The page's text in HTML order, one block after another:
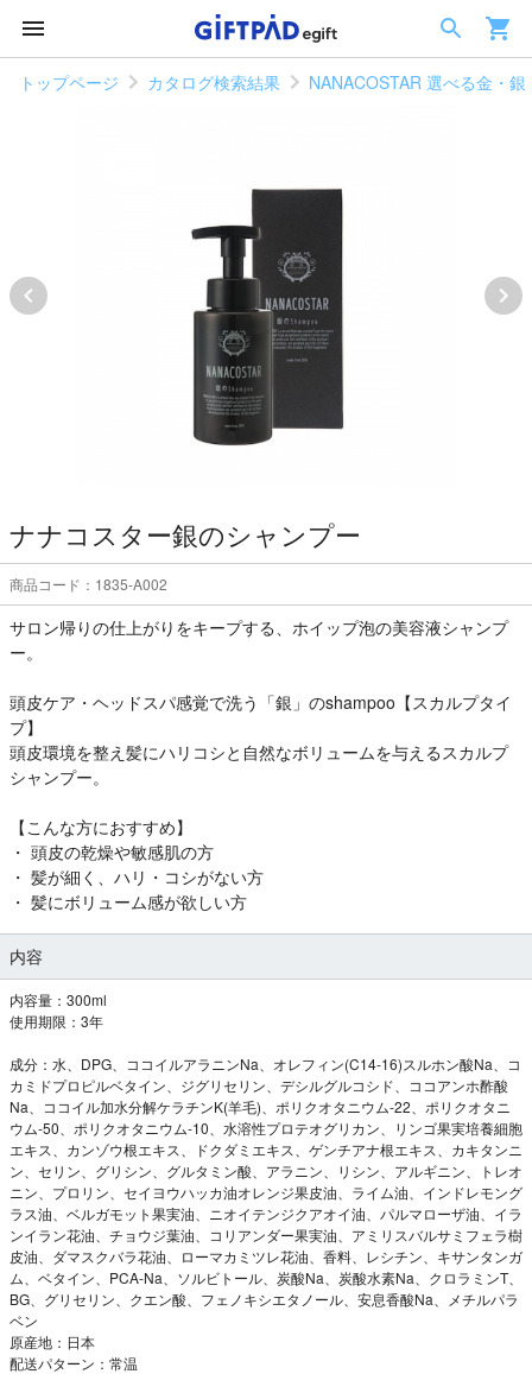
トップページ カタログ検索結果 NANACOSTAR 選べる金・
ナナコスター銀のシャンプー
商品コード：1835-A002
サロン帰りの仕上がりをキープする、ホイップ泡の美容液シャンプ
ー。
頭皮ケア・ヘッドスパ感覚で洗う「銀」のshampoo【スカルプタイ
プ】
頭皮環境を整え髪にハリコシと自然なボリュームを与えるスカルプ
シャンプー。
【こんな方におすすめ】
・ 頭皮の乾燥や敏感肌の方
・ 髪が細く、ハリ・コシがない方
・ 髪にボリューム感が欲しい方
内容
内容量：300ml
使用期限：3年
成分：水、DPG、ココイルアラニンNa、オレフィン(C14-16)スルホン酸Na、コ
カミドプロピルベタイン、ジグリセリン、デシルグルコシド、ココアンホ酢酸
Na、ココイル加水分解ケラチンK(羊毛)、ポリクオタニウム-22、ポリクオタニ
ウム-50、ポリクオタニウム-10、水溶性プロテオグリカン、リンゴ果実培養細胞
エキス、カンゾウ根エキス、ドクダミエキス、ゲンチアナ根エキス、カキタンニ
ン、セリン、グリシン、グルタミン酸、アラニン、リシン、アルギニン、トレオ
ニン、プロリン、セイヨウハッカ油オレンジ果皮油、ライム油、インドレモング
ラス油、ベルガモット果実油、ニオイテンジクアオイ油、パルマローザ油、イラ
ンイラン花油、チョウジ葉油、コリアンダー果実油、アミリスバルサミフェラ樹
皮油、ダマスクバラ花油、ローマカミツレ花油、香料、レシチン、キサンタンガ
ム、ベタイン、PCA-Na、ソルビトール、炭酸Na、炭酸水素Na、クロラミンT、
BG、グリセリン、クエン酸、フェノキシエタノール、安息香酸Na、メチルパラ
ベン
原産地：日本
配送パターン：常温